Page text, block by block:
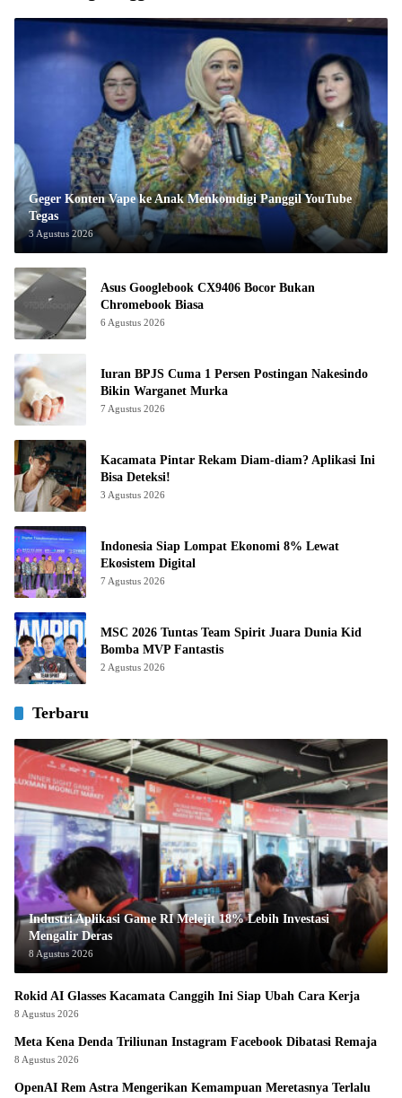
Geger Konten Vape ke Anak Menkomdigi Panggil YouTube
Tegas
3 Agustus 2026
Asus Googlebook CX9406 Bocor Bukan
Chromebook Biasa
6 Agustus 2026
Iuran BPJS Cuma 1 Persen Postingan Nakesindo
Bikin Warganet Murka
7 Agustus 2026
Kacamata Pintar Rekam Diam-diam? Aplikasi Ini
Bisa Deteksi!
3 Agustus 2026
Indonesia Siap Lompat Ekonomi 8% Lewat
Ekosistem Digital
7 Agustus 2026
MSC 2026 Tuntas Team Spirit Juara Dunia Kid
Bomba MVP Fantastis
2 Agustus 2026
Terbaru
Industri Aplikasi Game RI Melejit 18% Lebih Investasi
Mengalir Deras
8 Agustus 2026
Rokid AI Glasses Kacamata Canggih Ini Siap Ubah Cara Kerja
8 Agustus 2026
Meta Kena Denda Triliunan Instagram Facebook Dibatasi Remaja
8 Agustus 2026
OpenAI Rem Astra Mengerikan Kemampuan Meretasnya Terlalu